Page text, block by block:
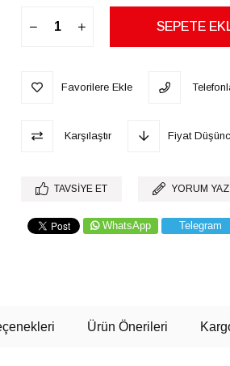
Favorilere Ekle
Karşılaştır Fiyat
TAVSIYE ET YORUM YAZ
WhatsApp Telegram
Ürün Önerileri